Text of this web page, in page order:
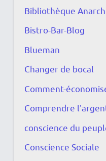
Bibliothèque
Bistro-Bar-Blog
Blueman
Changer de bocal
Comment-
Comprendre
conscience du
Conscience Sociale